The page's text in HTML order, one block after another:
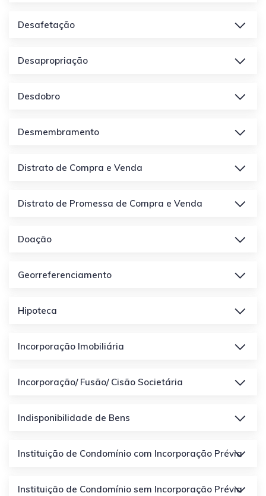
Desafetação
Desapropriação
Desdobro
Desmembramento
Distrato de Compra e Venda
Distrato de Promessa de Compra e Venda
Doação
Georreferenciamento
Hipoteca
Incorporação Imobiliária
Incorporação/ Fusão/ Cisão Societária
Indisponibilidade de Bens
Instituição de Condomínio com Incorporação Prévia
Instituição de Condomínio sem Incorporação Prévia